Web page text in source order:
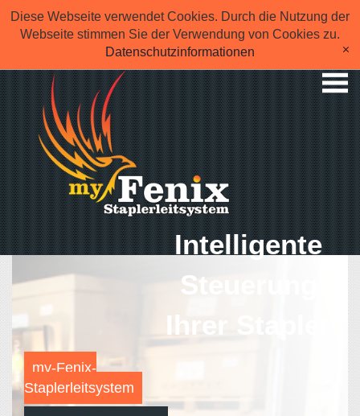
Diese Webseite verwendet Cookies. Durch die Nutzung der
Webseite stimmen Sie der Verwendung von Cookies zu.
Datenschutzinformationen
[x]
Intelligente
Steuerung
Ihrer Stapler
my-Fenix-
Staplerleitsystem